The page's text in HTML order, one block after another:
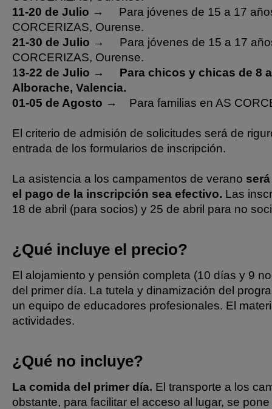
11-20 de Julio → Para jóvenes de 15 a 17
CORCERIZAS, Ourense.
21-30 de Julio → Para jóvenes de 15 a 17
CORCERIZAS, Ourense.
13-22 de Julio →
Para chicos y chicas de 8
Alborache, Valencia.
01-05 de Agosto → Para familias en AS
El criterio de admisión de solicitudes será de
entrada de los formularios de inscripción.
La asistencia a los campamentos de verano
el pago de la inscripción sea efectivo. Las
18 de abril (para socios) y 25 de abril para no
¿Qué incluye el precio?
El alojamiento y pensión completa (10 días y 9
del primer día. La tutela y dinamización del
un equipo de educadores profesionales. El
actividades.
¿Qué no incluye?
La comida del primer día. El transporte a los
obstante, para facilitar el acceso al lugar, se